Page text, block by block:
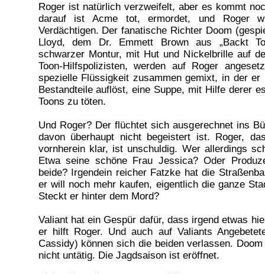
Roger ist natürlich verzweifelt, aber es kommt
darauf ist Acme tot, ermordet, und Roger
Verdächtigen. Der fanatische Richter Doom
Lloyd, dem Dr. Emmett Brown aus „Backt
schwarzer Montur, mit Hut und Nickelbrille auf
Toon-Hilfspolizisten, werden auf Roger
spezielle Flüssigkeit zusammen gemixt, in der er
Bestandteile auflöst, eine Suppe, mit Hilfe derer
Toons zu töten.
Und Roger? Der flüchtet sich ausgerechnet ins
davon überhaupt nicht begeistert ist. Roger,
vornherein klar, ist unschuldig. Wer allerdings
Etwa seine schöne Frau Jessica? Oder
beide? Irgendein reicher Fatzke hat die
er will noch mehr kaufen, eigentlich die ganze
Steckt er hinter dem Mord?
Valiant hat ein Gespür dafür, dass irgend etwas
er hilft Roger. Und auch auf Valiants
Cassidy) können sich die beiden verlassen.
nicht untätig. Die Jagdsaison ist eröffnet.